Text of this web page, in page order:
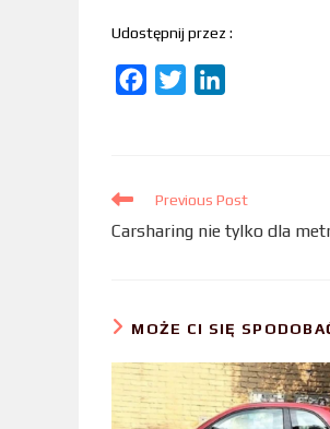
Udostępnij przez :
b
o
t
e
e
d
Previous Post
Carsharing nie tylko dla
MOŻE CI SIĘ